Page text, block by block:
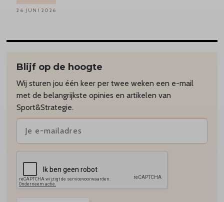
26 JUNI 2026
Blijf op de hoogte
Wij sturen jou één keer per twee weken een e-mail
met de belangrijkste opinies en artikelen van
Sport&Strategie.